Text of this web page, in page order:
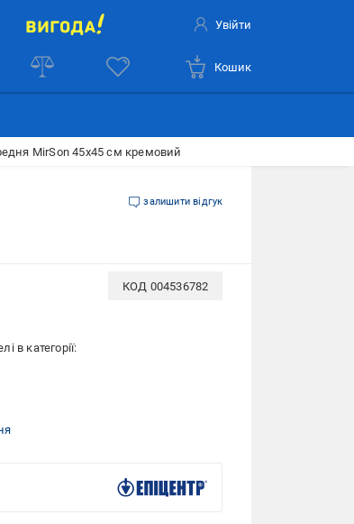
Увійти
Кошик
MirSon 45x45 см кремовий
залишити відгук
КОД 004536782
в категорії: